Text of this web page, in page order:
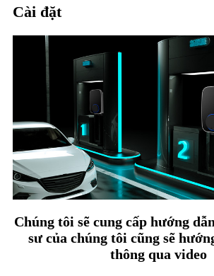
Cài đặt
Chúng tôi sẽ cung cấp hướng
sư của chúng tôi cũng sẽ
thông qua video